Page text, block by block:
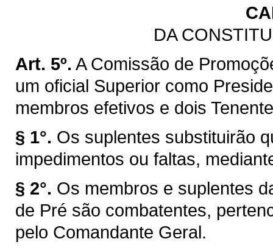
DA
Art. 5º. A Comissão de
um oficial Superior como
membros efetivos e dois
§ 1°. Os suplentes substituirão
impedimentos ou faltas,
§ 2°. Os membros e suplentes
de Pré são combatentes,
pelo Comandante Geral.